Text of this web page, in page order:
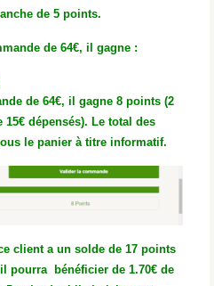
de 5 points.
de 64€, il gagne :
de 64€, il gagne 8 points (2
dépensés). Le total des
le panier à titre informatif.
client a un solde de 17 points
pourra bénéficier de 1.70€ de